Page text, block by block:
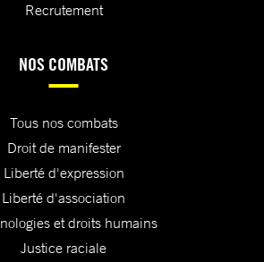
Recrutement
NOS COMBATS
Tous nos combats
Droit de manifester
Liberté d'expression
Liberté d'association
et droits humains
Justice raciale